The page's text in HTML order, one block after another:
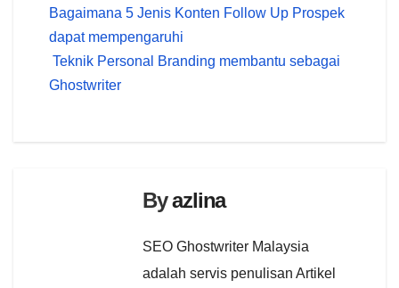
Post
navigation
Bagaimana 5 Jenis Konten Follow Up Prospek
dapat mempengaruhi
Teknik Personal Branding membantu sebagai
Ghostwriter
Byazlina
SEO Ghostwriter Malaysia
adalah servis penulisan Artikel